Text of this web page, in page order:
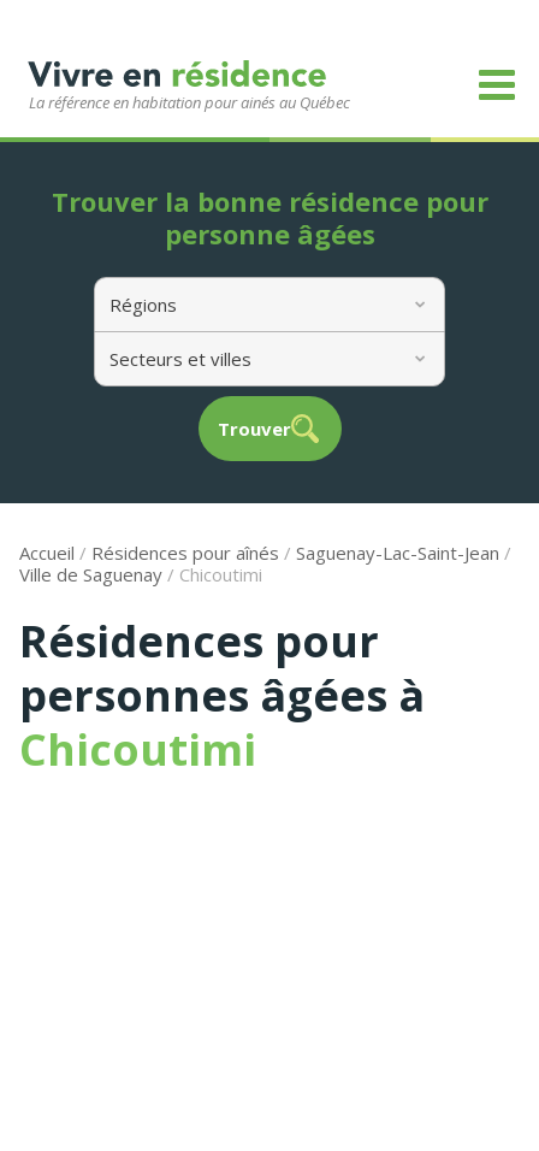
La référence en habitation pour ainés au Québec
Régions
Secteurs et villes
Trouver
Trouver la bonne résidence pour
personne âgées
Accueil / Résidences pour aînés / Saguenay-Lac-Saint-Jean /
Ville de Saguenay / Chicoutimi
Résidences pour
personnes âgées à
Chicoutimi